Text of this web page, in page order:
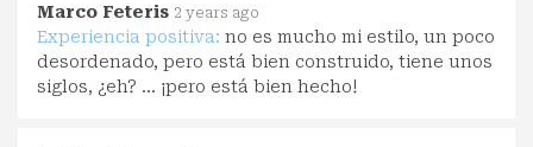
Marco Feteris 2 years ago
Experiencia positiva: no es mucho mi estilo, un poco
desordenado, pero está bien construido, tiene unos
siglos, ¿eh? ... ¡pero está bien hecho!